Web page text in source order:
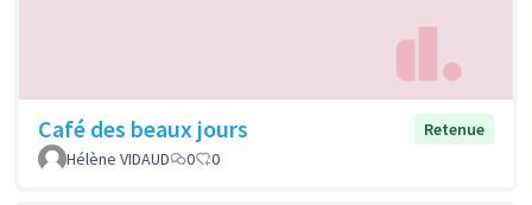
Café des beaux jours
Retenue
Hélène VIDAUD
0 0